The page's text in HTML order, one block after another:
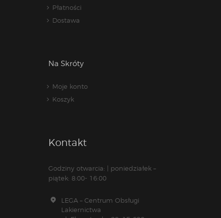
Płatności
Dostawa
Na Skróty
Moje konto
Koszyk
Kontakt
Godziny otwarcia: | poniedziałek –
piątek: 8:00- 16:00
LEGA – Centrum Obsługi
Lakiernictwa